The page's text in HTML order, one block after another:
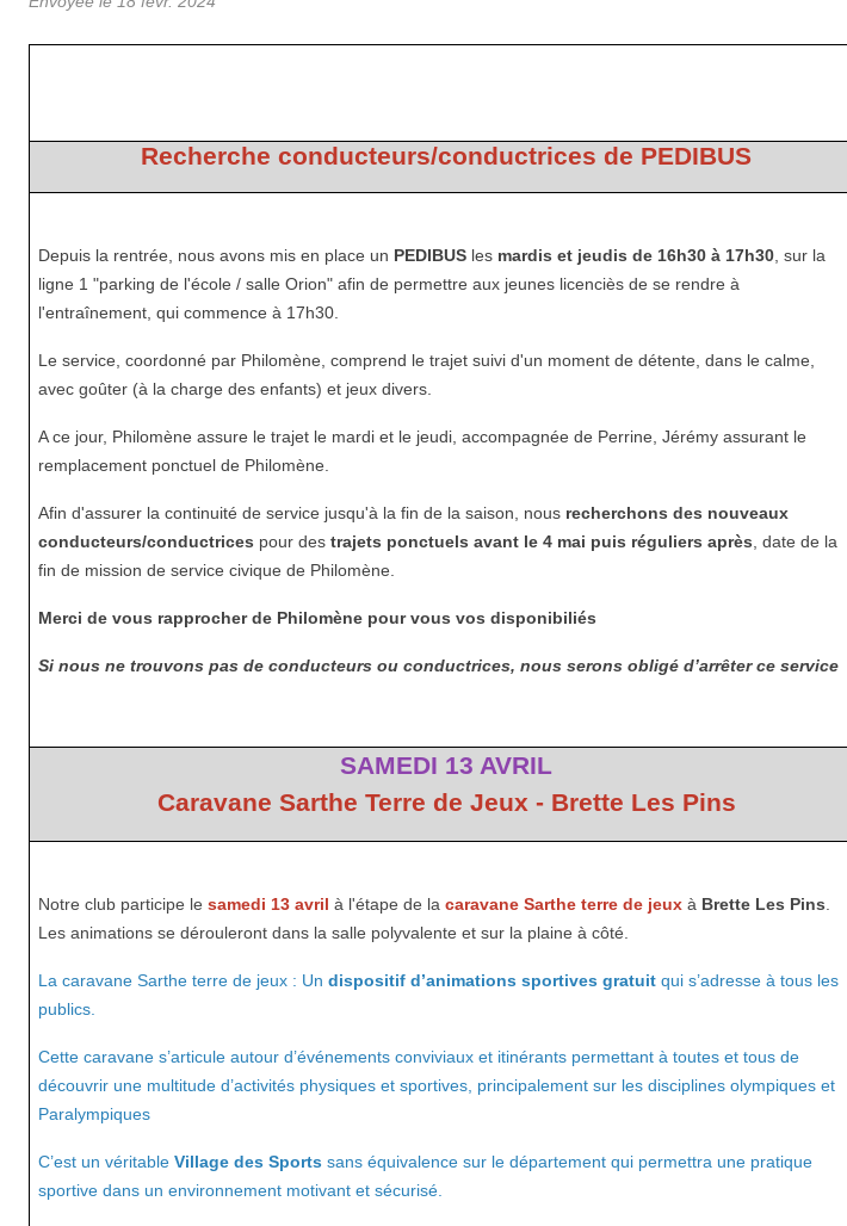
Recherche conducteurs/conductrices de PEDIBUS
Depuis la rentrée, nous avons mis en place un PEDIBUS les mardis et jeudis de 16h30 à 17h30 , sur la
ligne 1 "parking de l'école / salle Orion" afin de permettre aux jeunes licenciès de se rendre à
l'entraînement, qui commence à 17h30.
Le service, coordonné par Philomène, comprend le trajet suivi d'un moment de détente, dans le calme,
avec goûter (à la charge des enfants) et jeux divers.
A ce jour, Philomène assure le trajet le mardi et le jeudi, accompagnée de Perrine, Jérémy assurant le
remplacement ponctuel de Philomène.
Afin d'assurer la continuité de service jusqu'à la fin de la saison, nous recherchons des nouveaux
conducteurs/conductrices pour des trajets ponctuels avant le 4 mai puis réguliers après , date de la
fin de mission de service civique de Philomène.
Merci de vous rapprocher de Philomène pour vous vos disponibiliés
Si nous ne trouvons pas de conducteurs ou conductrices, nous serons obligé d’arrêter ce service
SAMEDI 13 AVRIL
Caravane Sarthe Terre de Jeux - Brette Les Pins
Notre club participe le samedi 13 avril à l'étape de la caravane Sarthe terre de jeux à Brette Les Pins
Les animations se dérouleront dans la salle polyvalente et sur la plaine à côté.
La caravane Sarthe terre de jeux : Un dispositif d’animations sportives gratuit qui s’adresse à tous les
publics.
Cette caravane s’articule autour d’événements conviviaux et itinérants permettant à toutes et tous de
découvrir une multitude d’activités physiques et sportives, principalement sur les disciplines olympiques et
Paralympiques
C’est un véritable Village des Sports sans équivalence sur le département qui permettra une pratique
sportive dans un environnement motivant et sécurisé.